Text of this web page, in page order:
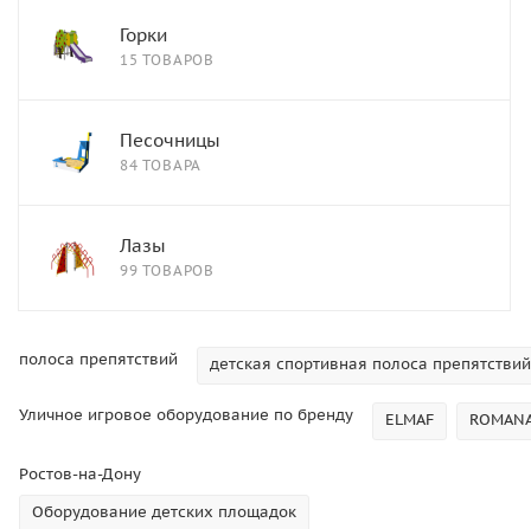
Горки
15 ТОВАРОВ
Песочницы
84 ТОВАРА
Лазы
99 ТОВАРОВ
полоса препятствий детская спортивная полоса препятствий
Уличное игровое оборудование по бренду ELMAF
Ростов-на-Дону
Оборудование детских площадок